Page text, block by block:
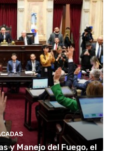
y Manejo del Fuego, el